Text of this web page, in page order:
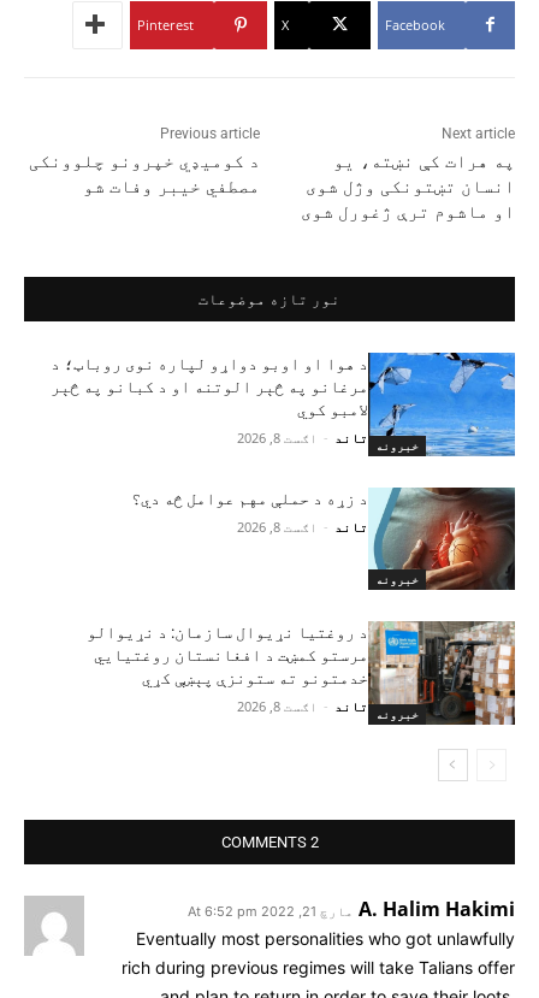
Facebook
X
Pinterest
Previous article
د کومیډي خپرونو چلوونکی
مصطفي خیبر وفات شو
Next article
په هرات کې نښته، یو
انسان تښتونکی وژل شوی
او ماشوم ترې ژغورل شوی
نور تازه موضوعات
خبرونه
د هوا او اوبو دواړو لپاره نوی روباټ؛ د
مرغانو په څېر الوتنه او د کبانو په څېر
لامبو کوي
تاند - اګست 8, 2026
خبرونه
د زړه د حملې مهم عوامل څه دي؟
تاند - اګست 8, 2026
خبرونه
د روغتیا نړیوال سازمان: د نړیوالو
مرستو کمښت د افغانستان روغتیايي
خدمتونو ته ستونزې پېښې کړي
تاند - اګست 8, 2026
2 COMMENTS
A. Halim Hakimi مارچ 21, 2022 At 6:52 pm
Eventually most personalities who got unlawfully
rich during previous regimes will take Talians offer